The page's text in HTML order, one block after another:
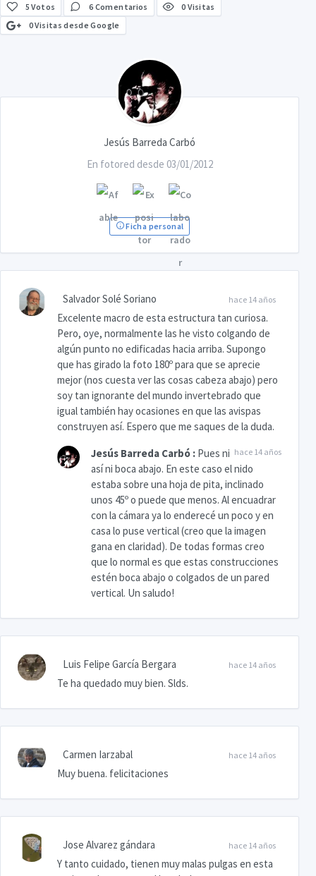
5 Votos 6 Comentarios
0 Visitas
0 Visitas desde Google
Jesús Barreda Carbó
En fotored desde 03/01/2012
Ficha personal
hace 14 años
Salvador Solé Soriano
Excelente macro de esta estructura tan curiosa.
Pero, oye, normalmente las he visto colgando de
algún punto no edificadas hacia arriba. Supongo
que has girado la foto 180º para que se aprecie
mejor (nos cuesta ver las cosas cabeza abajo) pero
soy tan ignorante del mundo invertebrado que
igual también hay ocasiones en que las avispas
construyen así. Espero que me saques de la duda.
Jesús Barreda Carbó : hace 14 años
Pues ni
así ni boca abajo. En este caso el nido
estaba sobre una hoja de pita, inclinado
unos 45º o puede que menos. Al encuadrar
con la cámara ya lo enderecé un poco y en
casa lo puse vertical (creo que la imagen
gana en claridad). De todas formas creo
que lo normal es que estas construcciones
estén boca abajo o colgados de un pared
vertical. Un saludo!
hace 14 años
Luis Felipe García Bergara
Te ha quedado muy bien. Slds.
hace 14 años
Carmen Iarzabal
Muy buena. felicitaciones
hace 14 años
Jose Alvarez gándara
Y tanto cuidado, tienen muy malas pulgas en esta